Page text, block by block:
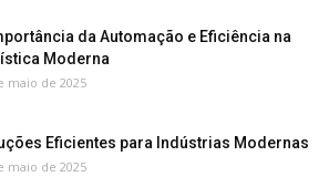
da Automação e Eficiência na
Moderna
maio de 2025
Eficientes para Indústrias Modernas
maio de 2025